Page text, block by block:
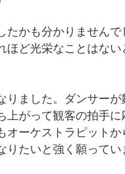
かも分かりませんで
ほど光栄なことはな
りました。ダンサー
上がって観客の拍手に
ーケストラピット
たいと強く願ってい